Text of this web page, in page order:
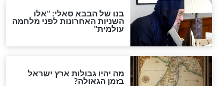
לכל המאמרים